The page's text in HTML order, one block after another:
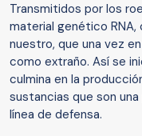
Transmitidos por los
material genético
nuestro, que una vez
como extraño. Así se
culmina en la
sustancias que son
línea de defensa.